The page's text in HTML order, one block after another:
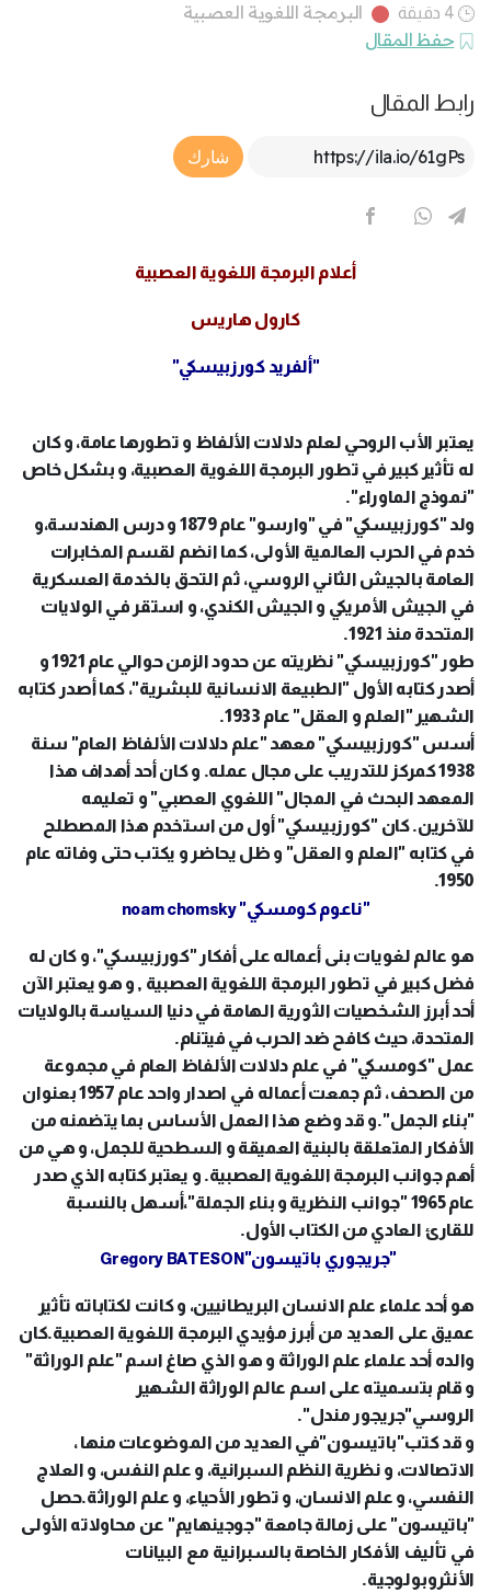
4 دقيقة
البرمجة اللغوية العصبية
حفظ المقال
رابط المقال
Article Link
شارك
أعلام البرمجة اللغوية العصبية
كارول هاريس
"ألفريد كورزبيسكي"
يعتبر الأب الروحي لعلم دلالات الألفاظ و تطورها عامة، و كان
له تأثير كبير في تطور البرمجة اللغوية العصبية، و بشكل خاص
"نموذج الماوراء".
ولد "كورزبيسكي" في "وارسو" عام 1879 و درس الهندسة،و
خدم في الحرب العالمية الأولى، كما انضم لقسم المخابرات
العامة بالجيش الثاني الروسي، ثم التحق بالخدمة العسكرية
في الجيش الأمريكي و الجيش الكندي، و استقر في الولايات
المتحدة منذ 1921.
طور "كورزبيسكي" نظريته عن حدود الزمن حوالي عام 1921 و
أصدر كتابه الأول "الطبيعة الانسانية للبشرية"، كما أصدر كتابه
الشهير "العلم و العقل" عام 1933.
أسس "كورزبيسكي" معهد "علم دلالات الألفاظ العام" سنة
1938 كمركز للتدريب على مجال عمله. و كان أحد أهداف هذا
المعهد البحث في المجال" اللغوي العصبي" و تعليمه
للآخرين. كان "كورزبيسكي" أول من استخدم هذا المصطلح
في كتابه "العلم و العقل" و ظل يحاضر و يكتب حتى وفاته عام
1950.
"ناعوم كومسكي"noam chomsky
هو عالم لغويات بنى أعماله على أفكار "كورزبيسكي"، و كان له
فضل كبير في تطور البرمجة اللغوية العصبية , و هو يعتبر الآن
أحد أبرز الشخصيات الثورية الهامة في دنيا السياسة بالولايات
المتحدة، حيث كافح ضد الحرب في فيتنام.
عمل "كومسكي" في علم دلالات الألفاظ العام في مجموعة
من الصحف، ثم جمعت أعماله في اصدار واحد عام 1957 بعنوان
"بناء الجمل".و قد وضع هذا العمل الأساس بما يتضمنه من
الأفكار المتعلقة بالبنية العميقة و السطحية للجمل، و هي من
أهم جوانب البرمجة اللغوية العصبية. و يعتبر كتابه الذي صدر
عام 1965 "جوانب النظرية و بناء الجملة"،أسهل بالنسبة
للقارئ العادي من الكتاب الأول.
"جريجوري باتيسون"Gregory BATESON
هو أحد علماء علم الانسان البريطانيين، و كانت لكتاباته تأثير
عميق على العديد من أبرز مؤيدي البرمجة اللغوية العصبية.كان
والده أحد علماء علم الوراثة و هو الذي صاغ اسم "علم الوراثة"
و قام بتسميته على اسم عالم الوراثة الشهير
الروسي"جريجور مندل".
و قد كتب"باتيسون"في العديد من الموضوعات منها ،
الاتصالات، و نظرية النظم السبرانية، و علم النفس، و العلاج
النفسي، و علم الانسان، و تطور الأحياء، و علم الوراثة.حصل
"باتيسون" على زمالة جامعة "جوجينهايم" عن محاولاته الأولى
في تأليف الأفكار الخاصة بالسبرانية مع البيانات
الأنثروبولوجية.